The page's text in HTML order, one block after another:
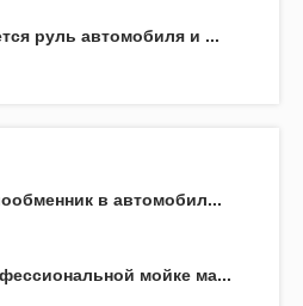
руль автомобиля и ...
в автомобил...
мойке ма...